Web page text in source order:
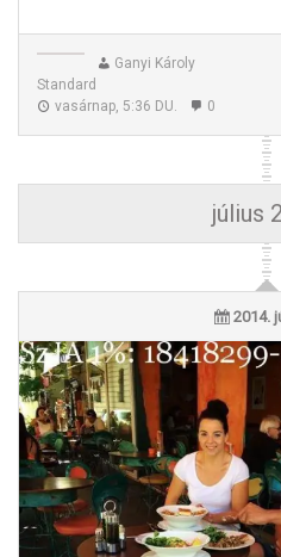
Beszélgetés
Ganyi Károly
Standard
vasárnap, 5:36 DU.
0
július
2014.